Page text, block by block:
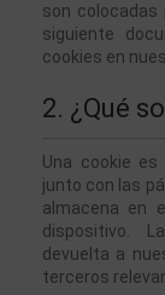
son colocadas
siguiente
cookies en
2. ¿Qué
Una cookie
junto con las
almacena en
dispositivo.
devuelta a
terceros